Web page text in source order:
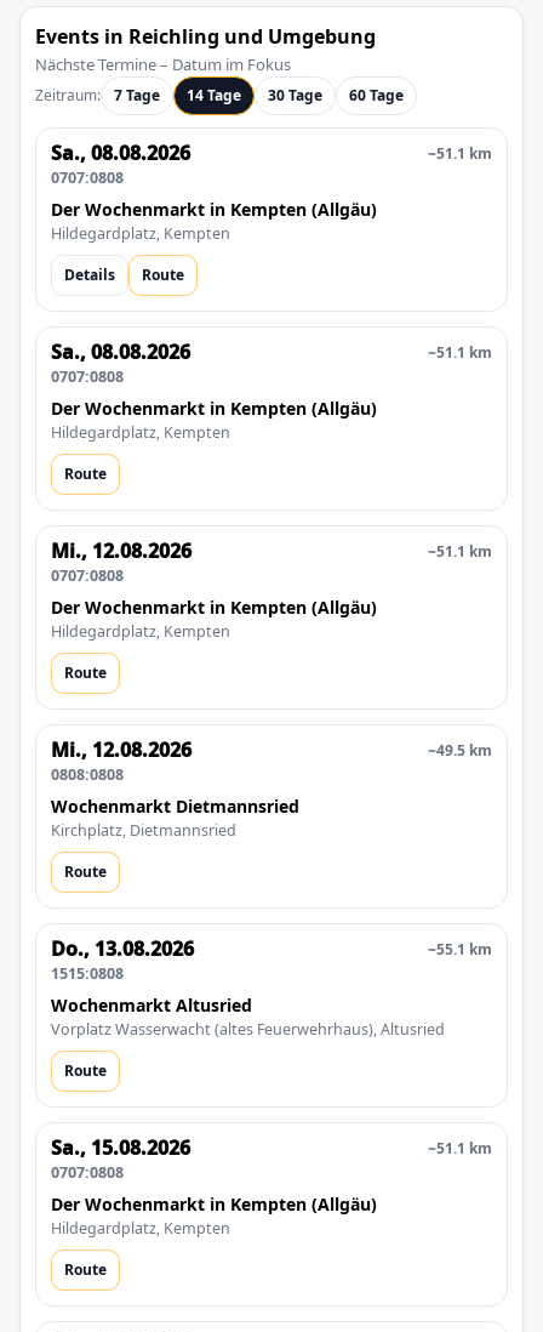
Events in Reichling und Umgebung
Nächste Termine – Datum im Fokus
Zeitraum: 7 Tage 14 Tage 30 Tage 60 Tage
Sa., 08.08.2026
0707:0808
~51.1 km
Der Wochenmarkt in Kempten (Allgäu)
Hildegardplatz, Kempten
Details
Route
Sa., 08.08.2026
0707:0808
~51.1 km
Der Wochenmarkt in Kempten (Allgäu)
Hildegardplatz, Kempten
Route
Mi., 12.08.2026
0707:0808
~51.1 km
Der Wochenmarkt in Kempten (Allgäu)
Hildegardplatz, Kempten
Route
Mi., 12.08.2026
0808:0808
~49.5 km
Wochenmarkt Dietmannsried
Kirchplatz, Dietmannsried
Route
Do., 13.08.2026
1515:0808
~55.1 km
Wochenmarkt Altusried
Vorplatz Wasserwacht (altes Feuerwehrhaus), Altusried
Route
Sa., 15.08.2026
0707:0808
~51.1 km
Der Wochenmarkt in Kempten (Allgäu)
Hildegardplatz, Kempten
Route